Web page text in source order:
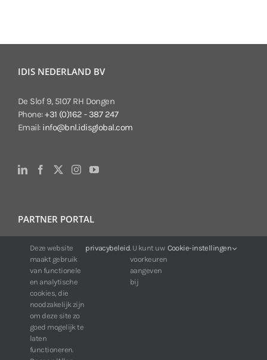
IDIS NEDERLAND BV
De Slof 9, 5107 RH Dongen
Phone:+31 (0)162 - 387 247
Email: info@bnl.idisglobal.com
PARTNER PORTAL
For IDIS customers:
24/7 availability, anytime, anywhere.
Web:https://portal.idisglobal.solutions
TOP DOWNLOADS
Software IDIS Center V7.1.0
Deze website
maakt gebruik
van functionele
en analytische
cookies, die
noodzakelijk zijn
om deze site zo
goed mogelijk te
laten
functioneren.
privacybeleid. U kunt uw
voorkeuren
aangeven
bij
Cookie-instellingen